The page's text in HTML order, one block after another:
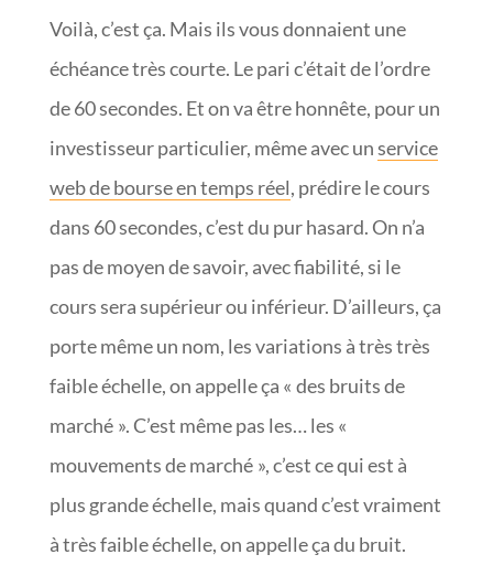
Voilà, c’est ça. Mais ils vous donnaient une
échéance très courte. Le pari c’était de l’ordre
de 60 secondes. Et on va être honnête, pour un
investisseur particulier, même avec unservice
web de bourse en temps réel, prédire le cours
dans 60 secondes, c’est du pur hasard. On n’a
pas de moyen de savoir, avec fiabilité, si le
cours sera supérieur ou inférieur. D’ailleurs, ça
porte même un nom, les variations à très très
faible échelle, on appelle ça « des bruits de
marché ». C’est même pas les… les «
mouvements de marché », c’est ce qui est à
plus grande échelle, mais quand c’est vraiment
à très faible échelle, on appelle ça du bruit.